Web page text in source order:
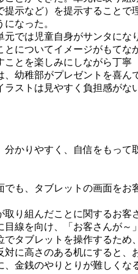
示など）を提示すること
なった。
では児童自身がサンタに
についてイメージがもて
ことを楽しみにしながら丁寧
幼稚部がプレゼントを喜
ストは見やすく負担感がな
かりやすく、自信をもっ
も、タブレットの画面をお
り組んだことに関するお
線を向け、「お客さんが～
タブレットを操作するた
に高さのある机にすると
金銭のやりとりが難しく